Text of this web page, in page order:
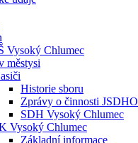
Vysoký Chlumec
městysi
Historie sboru
Zprávy o činnosti JSDHO
SDH Vysoký Chlumec
Vysoký Chlumec
Základní informace